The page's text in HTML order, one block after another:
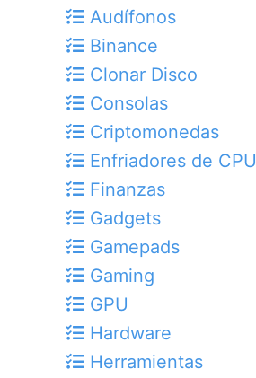
Audífonos
Binance
Clonar Disco
Consolas
Criptomonedas
Enfriadores de CPU
Finanzas
Gadgets
Gamepads
Gaming
GPU
Hardware
Herramientas